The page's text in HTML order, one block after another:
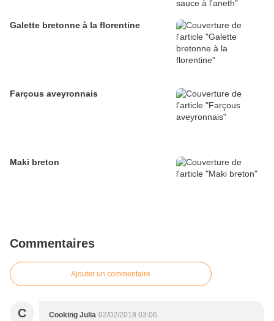
Galette bretonne à la florentine
Farçous aveyronnais
Maki breton
Commentaires
Ajouter un commentaire
C Cooking Julia 02/02/2018 03:06